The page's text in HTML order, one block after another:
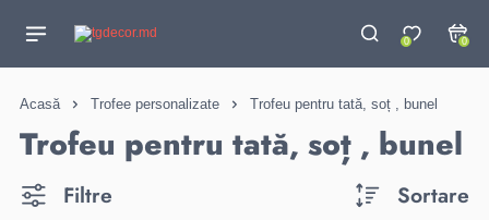
0 0
Acasă Trofee personalizate Trofeu pentru tată, soț , bunel
Trofeu pentru tată, soț , bunel
Filtre Sortare